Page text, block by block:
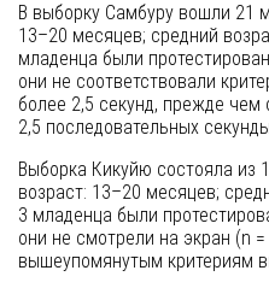
В выборку Самбуру вошли 21
13–20 месяцев; средний
младенца были
они не соответствовали
более 2,5 секунд, прежде чем
2,5 последовательных
Выборка Кикуйю состояла из
возраст: 13–20 месяцев;
3 младенца были
они не смотрели на экран (n
вышеупомянутым критериям